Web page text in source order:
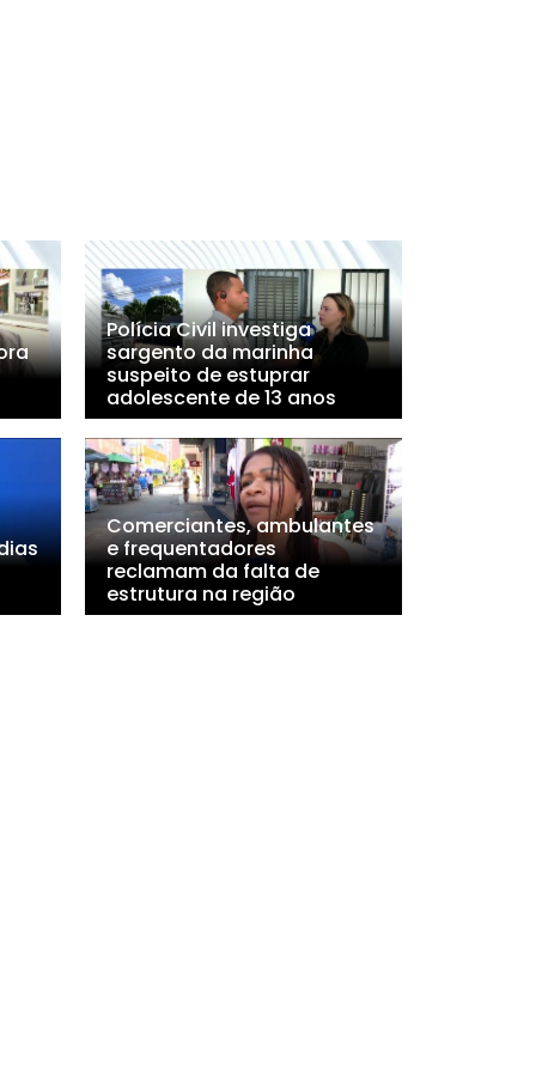
Polícia Civil investiga
sargento da marinha
suspeito de estuprar
adolescente de 13 anos
Comerciantes, ambulantes
e frequentadores
reclamam da falta de
estrutura na região